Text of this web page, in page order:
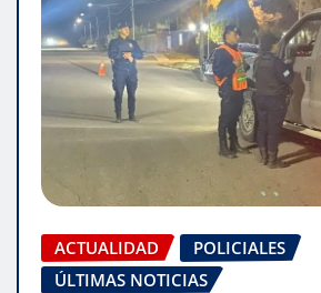
ACTUALIDAD
POLICIALES
ÚLTIMAS NOTICIAS